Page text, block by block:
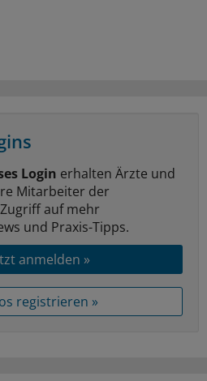
Login erhalten Ärzte und
Mitarbeiter der
auf mehr
und Praxis-Tipps.
anmelden »
registrieren »